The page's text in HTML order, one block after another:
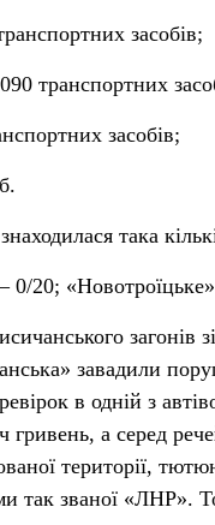
засобів;
транспортних
засобів;
така
0/20;
завадили
в одній з
гривень, а серед
території,
так званої «ЛНР».